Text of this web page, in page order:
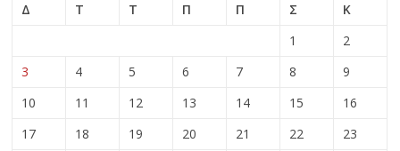
Δ
Τ Τ Π Π Σ
Κ
1
2
3
4 5 6 7 8
9
10
11 12 13 14 15
16
17
18 19 20 21 22
23